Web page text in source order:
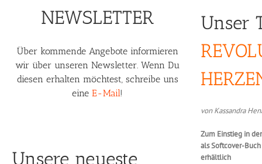
NEWSLETTER
Über kommende Angebote informieren
wir über unseren Newsletter. Wenn Du
diesen erhalten möchtest, schreibe uns
eineE-Mail!
Unsere neueste
Unser
von Kassandra
Zum Einstieg in
als Softcover-
erhältlich